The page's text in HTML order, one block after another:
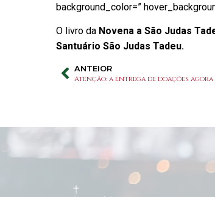
background_color=”
O livro da Novena a São Judas
Santuário São Judas Tadeu.
ANTEIOR
Atenção: a entrega de doações